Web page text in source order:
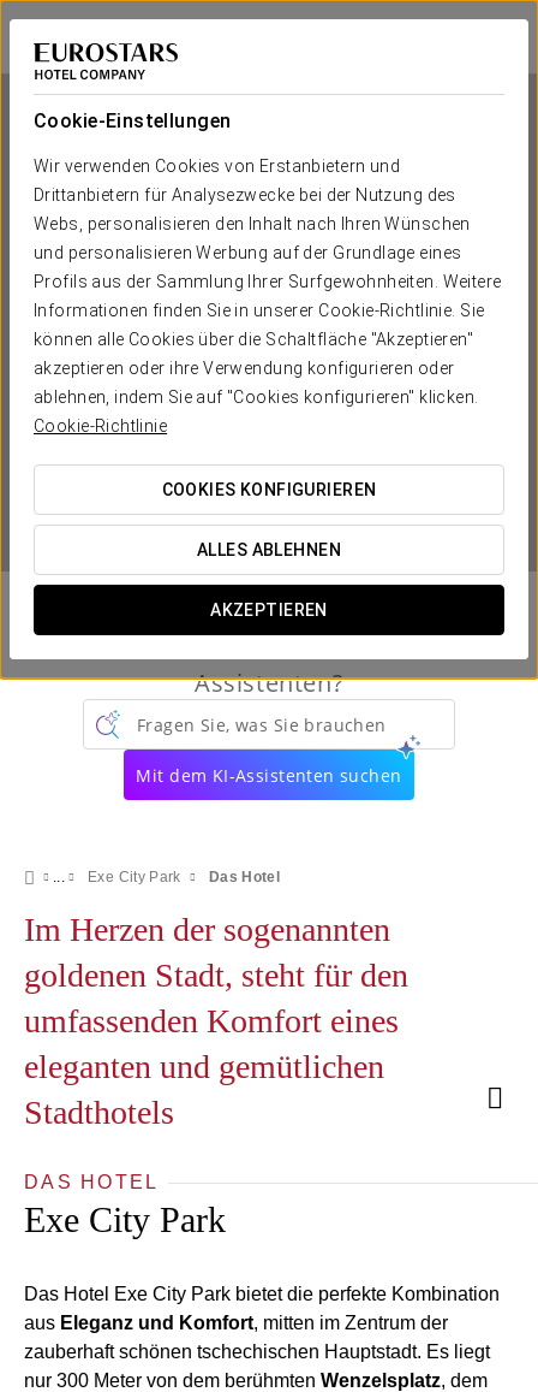
Cookie-Einstellungen
Wir verwenden Cookies von Erstanbietern und
Drittanbietern für Analysezwecke bei der Nutzung des
Webs, personalisieren den Inhalt nach Ihren Wünschen
und personalisieren Werbung auf der Grundlage eines
Profils aus der Sammlung Ihrer Surfgewohnheiten. Weitere
Informationen finden Sie in unserer Cookie-Richtlinie. Sie
können alle Cookies über die Schaltfläche "Akzeptieren"
akzeptieren oder ihre Verwendung konfigurieren oder
ablehnen, indem Sie auf "Cookies konfigurieren" klicken.
Cookie-Richtlinie
COOKIES KONFIGURIEREN
ALLES ABLEHNEN
AKZEPTIEREN
Exe City Park
PRAG
Exe City Park
PRAG
WANN MÖCHTEN SIE REISEN?
 
Assistenten?
Fragen Sie, was Sie brauchen
Mit dem KI-Assistenten suchen
Exe City Park Das Hotel
Im Herzen der sogenannten
goldenen Stadt, steht für den
umfassenden Komfort eines
eleganten und gemütlichen
Stadthotels
DAS HOTEL
Exe City Park
Das Hotel Exe City Park bietet die perfekte Kombination
aus Eleganz und Komfort, mitten im Zentrum der
zauberhaft schönen tschechischen Hauptstadt. Es liegt
nur 300 Meter von dem berühmten Wenzelsplatz, dem